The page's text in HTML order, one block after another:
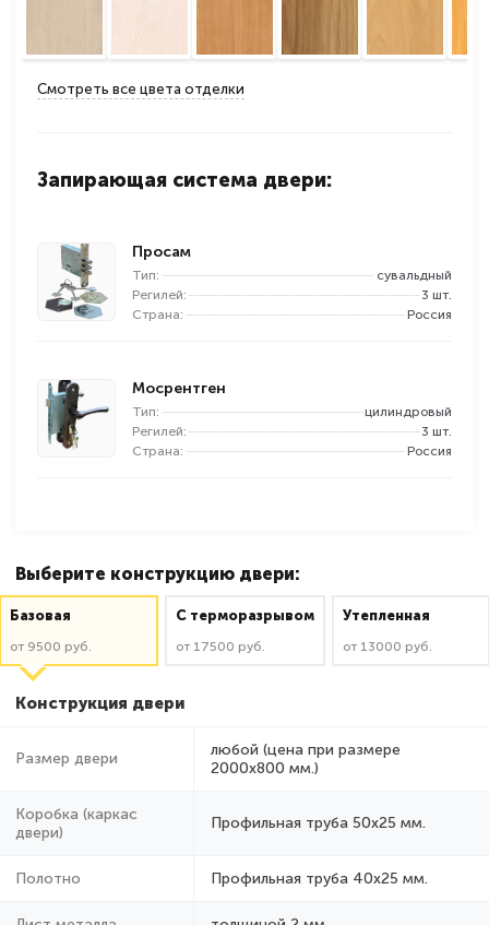
Смотреть все цвета отделки
Запирающая система двери:
Просам
Тип:
сувальдный
Регилей:
3 шт.
Страна:
Россия
Мосрентген
Тип:
цилиндровый
Регилей:
3 шт.
Страна:
Россия
Выберите конструкцию двери:
Базовая
от 9500 руб.
C терморазрывом
от 17500 руб.
Утепленная
от 13000 руб.
Конструкция двери
Размер двери
любой (цена при размере
2000x800 мм.)
Коробка (каркас
двери)
Профильная труба 50х25 мм.
Полотно Профильная труба 40х25 мм.